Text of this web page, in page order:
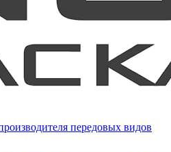
передовых видов